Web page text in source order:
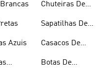
Azuis
Chuteiras De
Sapatilhas De
Casacos De
Botas De